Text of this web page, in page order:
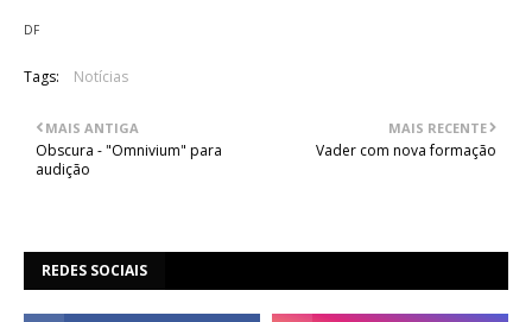
DF
Tags: Notícias
MAIS RECENTE
Vader com nova formação
MAIS ANTIGA
Obscura - "Omnivium" para
audição
REDES SOCIAIS